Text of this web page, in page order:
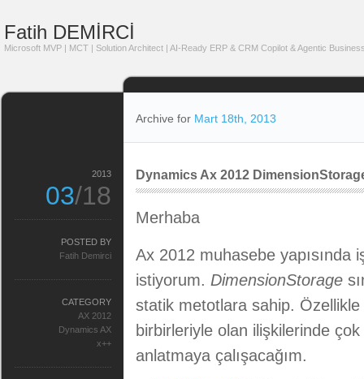
Fatih DEMİRCİ
Microsoft MVP | MCT | Solution Architect | AI-Ready ERP & CRM Copilot & Agentic
Archive for Mart 18th, 2013
Dynamics Ax 2012 DimensionStorage
Merhaba
Ax 2012 muhasebe yapısında
istiyorum. DimensionStorage
statik metotlara sahip.
birbirleriyle olan ilişkilerinde
anlatmaya çalışacağım.
2013
03/18
POSTED BY
Fatih Demirci
CATEGORY
AX 2012
Dynamics AX
x++